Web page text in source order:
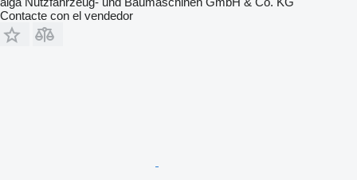
Contacte con el vendedor